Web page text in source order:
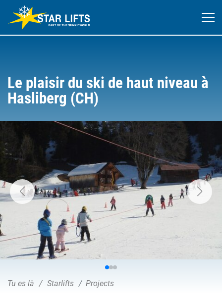
Le plaisir du ski de haut niveau à
Hasliberg (CH)
Tu es là Starlifts Projects